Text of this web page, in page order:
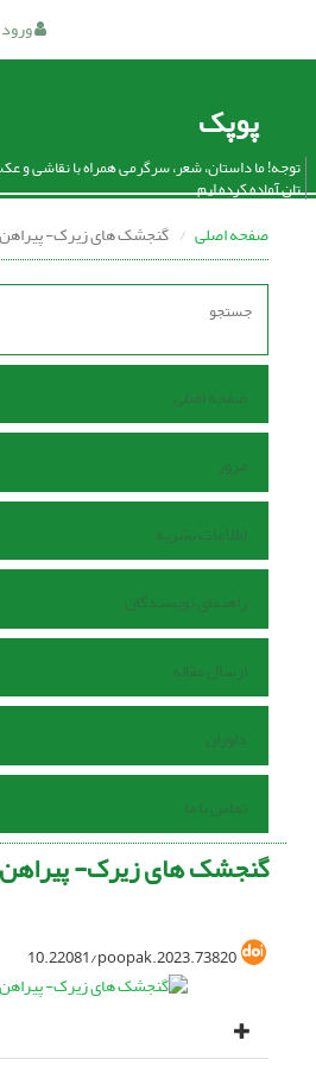
پوپک
توجه! ما داستان، شعر، سرگرمی همراه با نقاشی و
تان آماده کرده ایم.
صفحه اصلی گنجشک های زیرک-
صفحه اصلی
مرور
اطلاعات نشریه
راهنمای نویسندگان
ارسال مقاله
داوران
تماس با ما
گنجشک های زیرک-
10.22081/poopak.2023.73820